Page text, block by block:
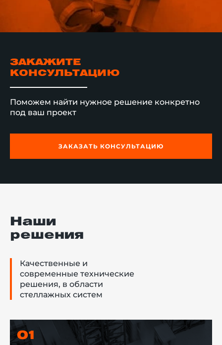
ЗАКАЖИТЕ
КОНСУЛЬТАЦИЮ
Поможем найти нужное решение конкретно
под ваш проект
ЗАКАЗАТЬ КОНСУЛЬТАЦИЮ
Наши
решения
Качественные и
современные технические
решения, в области
стеллажных систем
01